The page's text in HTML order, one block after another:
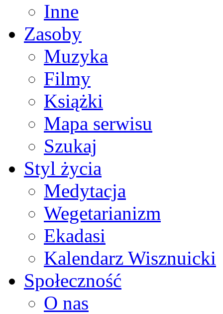
Inne
Zasoby
Muzyka
Filmy
Książki
Mapa serwisu
Szukaj
Styl życia
Medytacja
Wegetarianizm
Ekadasi
Kalendarz Wisznuicki
Społeczność
O nas